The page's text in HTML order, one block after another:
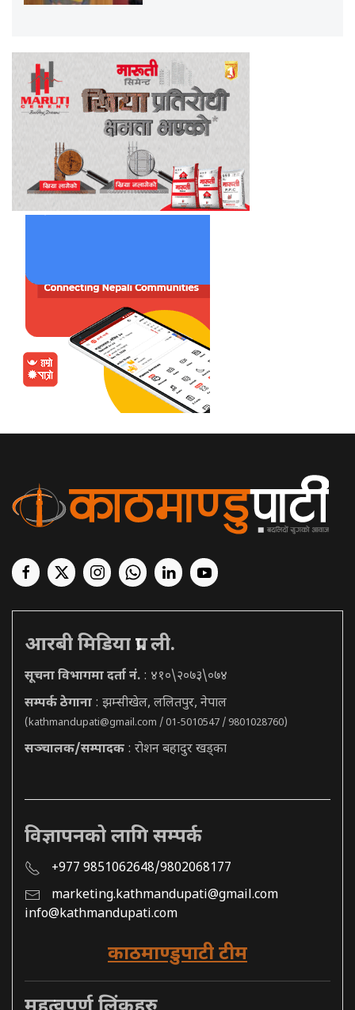
आरबी मिडिया प्रा. ली.
सूचना विभागमा दर्ता नं. : ४१०\२०७३\०७४
सम्पर्क ठेगाना : झम्सीखेल, ललितपुर, नेपाल
(kathmandupati@gmail.com / 01-5010547 / 9801028760)
सञ्चालक/सम्पादक : रोशन बहादुर खड्का
विज्ञापनको लागि सम्पर्क
+977 9851062648/9802068177
marketing.kathmandupati@gmail.com
info@kathmandupati.com
काठमाण्डुपाटी टीम